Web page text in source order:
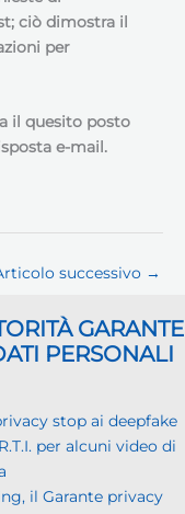
ciò dimostra il
per
il quesito posto
e-mail.
successivo →
GARANTE
PERSONALI
stop ai deepfake
per alcuni video di
il Garante privacy